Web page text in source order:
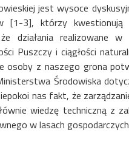
jest wysoce
[1-3], którzy kwestionują
działania realizowane
Puszczy i ciągłości
osoby z naszego grona
Środowiska
nas fakt, że
wiedzę techniczną z
w lasach